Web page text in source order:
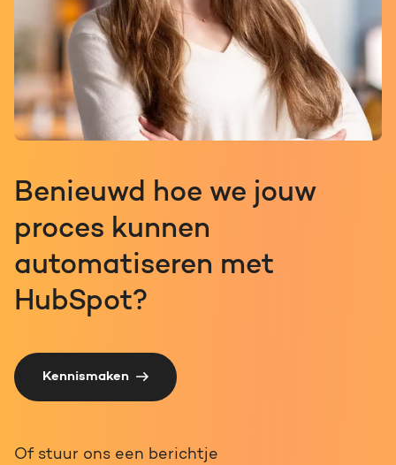
Benieuwd hoe we jouw
proces kunnen
automatiseren met
HubSpot?
Kennismaken
Of stuur ons een berichtje